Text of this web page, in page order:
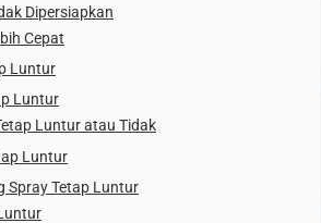
Dipersiapkan
Cepat
Luntur
Luntur
Luntur atau Tidak
Luntur
Spray Tetap Luntur